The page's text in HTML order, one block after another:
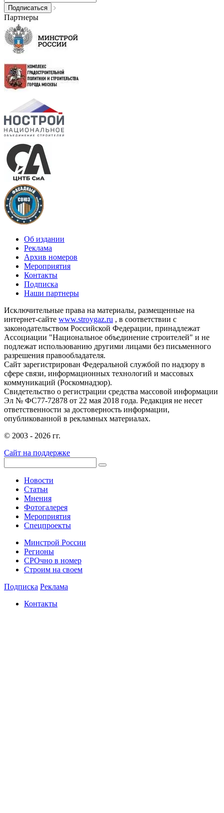
Партнеры
Об издании
Реклама
Архив номеров
Мероприятия
Контакты
Подписка
Наши партнеры
Исключительные права на материалы, размещенные на
интернет-сайте www.stroygaz.ru , в соответствии с
законодательством Российской Федерации, принадлежат
Ассоциации "Национальное объединение строителей" и не
подлежат использованию другими лицами без письменного
разрешения правообладателя.
Сайт зарегистрирован Федеральной службой по надзору в
сфере связи, информационных технологий и массовых
коммуникаций (Роскомнадзор).
Свидетельство о регистрации средства массовой информации
Эл № ФС77-72878 от 22 мая 2018 года. Редакция не несет
ответственности за достоверность информации,
опубликованной в рекламных материалах.
© 2003 - 2026 гг.
Сайт на поддержке
Новости
Статьи
Мнения
Фотогалерея
Мероприятия
Спецпроекты
Минстрой России
Регионы
СРОчно в номер
Строим на своем
Подписка Реклама
Контакты